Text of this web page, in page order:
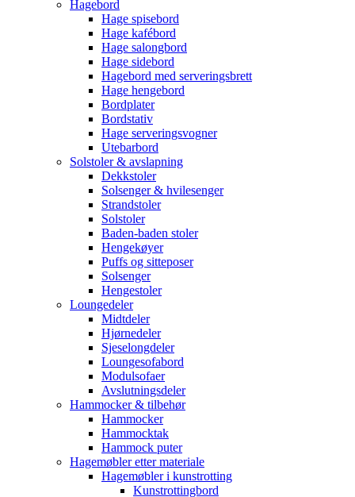
Hagebord
Hage spisebord
Hage kafébord
Hage salongbord
Hage sidebord
Hagebord med serveringsbrett
Hage hengebord
Bordplater
Bordstativ
Hage serveringsvogner
Utebarbord
Solstoler & avslapning
Dekkstoler
Solsenger & hvilesenger
Strandstoler
Solstoler
Baden-baden stoler
Hengekøyer
Puffs og sitteposer
Solsenger
Hengestoler
Loungedeler
Midtdeler
Hjørnedeler
Sjeselongdeler
Loungesofabord
Modulsofaer
Avslutningsdeler
Hammocker & tilbehør
Hammocker
Hammocktak
Hammock puter
Hagemøbler etter materiale
Hagemøbler i kunstrotting
Kunstrottingbord